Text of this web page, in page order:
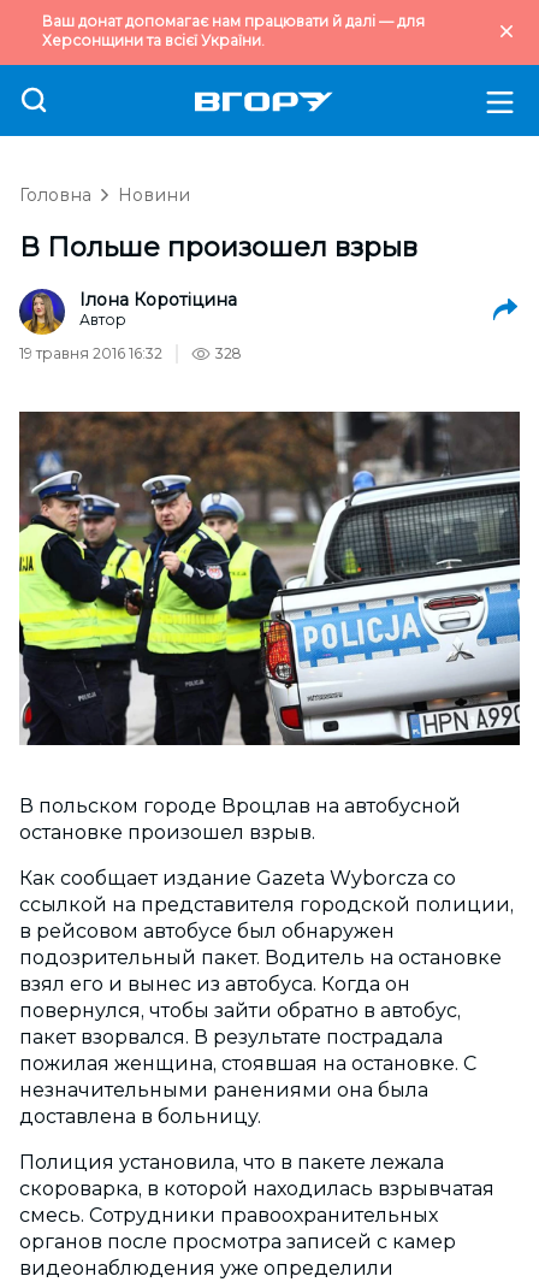
Ваш донат допомагає нам працювати й далі — для
Херсонщини та всієї України.
Головна Новини
В Польше произошел взрыв
Ілона Коротіцина
Автор
19 травня 2016 16:32
328
В польском городе Вроцлав на автобусной
остановке произошел взрыв.
Как сообщает издание Gazeta Wyborcza со
ссылкой на представителя городской полиции,
в рейсовом автобусе был обнаружен
подозрительный пакет. Водитель на остановке
взял его и вынес из автобуса. Когда он
повернулся, чтобы зайти обратно в автобус,
пакет взорвался. В результате пострадала
пожилая женщина, стоявшая на остановке. С
незначительными ранениями она была
доставлена в больницу.
Полиция установила, что в пакете лежала
скороварка, в которой находилась взрывчатая
смесь. Сотрудники правоохранительных
органов после просмотра записей с камер
видеонаблюдения уже определили